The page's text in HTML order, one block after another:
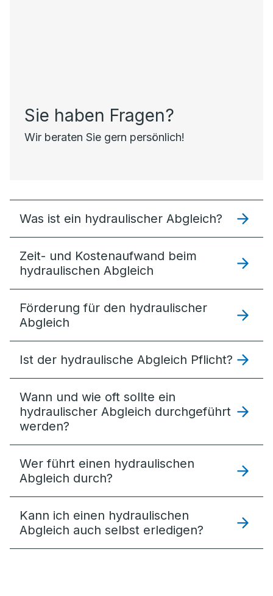
Sie haben Fragen?
Wir beraten Sie gern persönlich!
Was ist ein hydraulischer Abgleich?
Zeit- und Kostenaufwand beim
hydraulischen Abgleich
Förderung für den hydraulischer
Abgleich
Ist der hydraulische Abgleich Pflicht?
Wann und wie oft sollte ein
hydraulischer Abgleich durchgeführt
werden?
Wer führt einen hydraulischen
Abgleich durch?
Kann ich einen hydraulischen
Abgleich auch selbst erledigen?